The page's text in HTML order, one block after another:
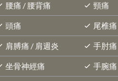
腰痛 / 腰背痛 頸痛
頭痛 尾椎
肩膊痛 / 肩週炎 手肘痛
坐骨神經痛 手腕痛